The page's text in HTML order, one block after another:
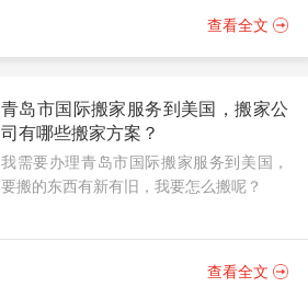
查看全文
青岛市国际搬家服务到美国，搬家公
司有哪些搬家方案？
我需要办理青岛市国际搬家服务到美国，
要搬的东西有新有旧，我要怎么搬呢？
查看全文